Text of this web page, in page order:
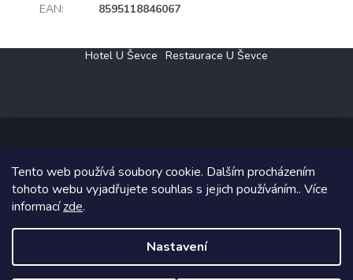
Tento web používá soubory cookie. Dalším procházením
tohoto webu vyjadřujete souhlas s jejich používáním.. Více
informacízde.
Nastavení
EAN: 8595118846067
Hotel U Ševce Restaurace U Ševce
Copyright 2026Elektro Klesný s.r.o.. Všechna práva vyhrazena.
Grafický návrh vytvořil a na Shoptet implementoval
Shoptetak.cz.
Vytvořil Shoptet